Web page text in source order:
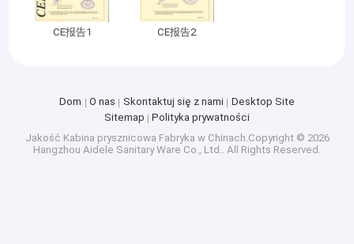
CE报告1 CE报告2
Dom O nas Skontaktuj się z nami
Desktop Site
Sitemap
Polityka prywatności
Jakość Kabina prysznicowa Fabryka w Chinach.Copyright © 2026
Hangzhou Aidele Sanitary Ware Co., Ltd.. All Rights Reserved.